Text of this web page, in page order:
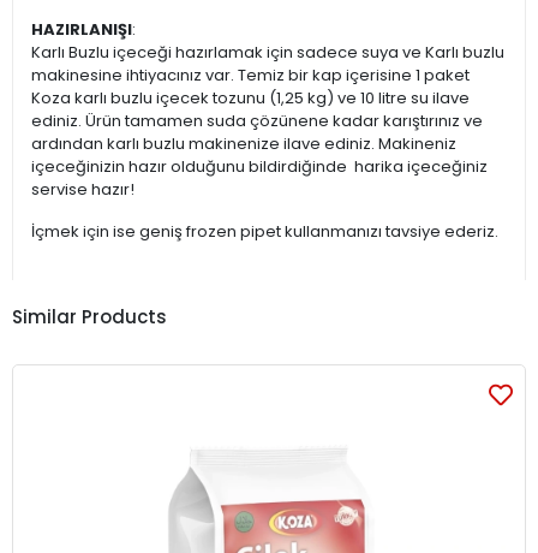
HAZIRLANIŞI:
Karlı Buzlu içeceği hazırlamak için sadece suya ve Karlı buzlu
makinesine ihtiyacınız var. Temiz bir kap içerisine 1 paket
Koza karlı buzlu içecek tozunu (1,25 kg) ve 10 litre su ilave
ediniz. Ürün tamamen suda çözünene kadar karıştırınız ve
ardından karlı buzlu makinenize ilave ediniz. Makineniz
içeceğinizin hazır olduğunu bildirdiğinde harika içeceğiniz
servise hazır!
İçmek için ise geniş frozen pipet kullanmanızı tavsiye ederiz.
Similar Products